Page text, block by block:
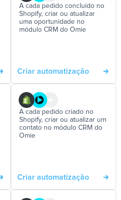
A cada pedido concluído no
Shopify, criar ou atualizar
uma oportunidade no
módulo CRM do Omie
Criar automatização
A cada pedido criado no
Shopify, criar ou atualizar um
contato no módulo CRM do
Omie
Criar automatização